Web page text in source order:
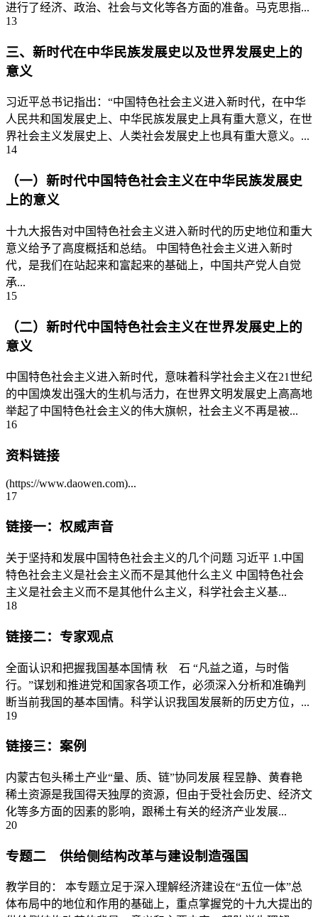
进行了经济、政治、社会与文化等各方面的准备。马克思指...
13
三、新时代在中华民族发展史以及世界发展史上的
意义
习近平总书记指出：“中国特色社会主义进入新时代，在中华
人民共和国发展史上、中华民族发展史上具有重大意义，在世
界社会主义发展史上、人类社会发展史上也具有重大意义。...
14
（一）新时代中国特色社会主义在中华民族发展史
上的意义
十九大报告对中国特色社会主义进入新时代的历史地位和重大
意义给予了高度概括和总结。 中国特色社会主义进入新时
代，是我们在站起来和富起来的基础上，中国共产党人自觉
承...
15
（二）新时代中国特色社会主义在世界发展史上的
意义
中国特色社会主义进入新时代，意味着科学社会主义在21世纪
的中国焕发出强大的生机与活力，在世界文明发展史上高高地
举起了中国特色社会主义的伟大旗帜，社会主义不再是被...
16
资料链接
(https://www.daowen.com)...
17
链接一：权威声音
关于坚持和发展中国特色社会主义的几个问题 习近平 1.中国
特色社会主义是社会主义而不是其他什么主义 中国特色社会
主义是社会主义而不是其他什么主义，科学社会主义基...
18
链接二：专家观点
全面认识和把握我国基本国情 秋 石 “凡益之道，与时偕
行。”谋划和推进党和国家各项工作，必须深入分析和准确判
断当前我国的基本国情。科学认识我国发展新的历史方位，...
19
链接三：案例
内蒙古包头稀土产业“量、质、链”协同发展 程昱静、黄春艳
稀土资源是我国得天独厚的资源，但由于受社会历史、经济文
化等多方面的因素的影响，跟稀土有关的经济产业发展...
20
专题二 供给侧结构改革与建设制造强国
教学目的： 本专题立足于深入理解经济建设在“五位一体”总
体布局中的地位和作用的基础上，重点掌握党的十九大提出的